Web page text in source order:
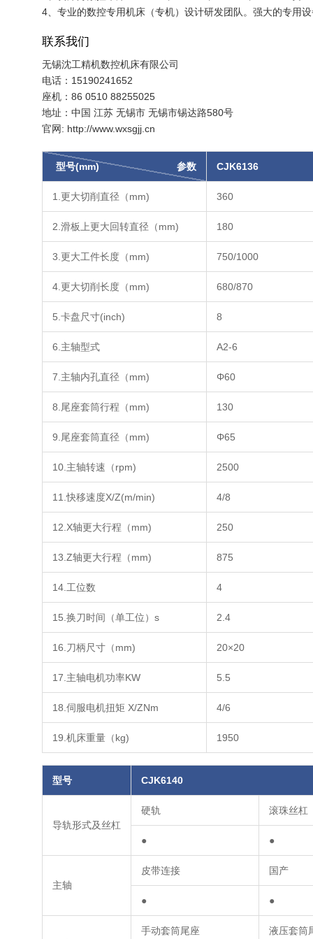
4、专业的数控专用机床（专机）设计研发团队。强大的专用
联系我们
无锡沈工精机数控机床有限公司
电话：15190241652
座机：86 0510 88255025
地址：中国 江苏 无锡市 无锡市锡达路580号
官网: http://www.wxsgjj.cn
型号(mm) 参数 CJK6136
1.更大切削直径（mm) 360
2.滑板上更大回转直径（mm) 180
3.更大工件长度（mm) 750/1000
4.更大切削长度（mm) 680/870
5.卡盘尺寸(inch) 8
6.主轴型式 A2-6
7.主轴内孔直径（mm) Φ60
8.尾座套筒行程（mm) 130
9.尾座套筒直径（mm) Φ65
10.主轴转速（rpm) 2500
11.快移速度X/Z(m/min) 4/8
12.X轴更大行程（mm) 250
13.Z轴更大行程（mm) 875
14.工位数 4
15.换刀时间（单工位）s 2.4
16.刀柄尺寸（mm) 20×20
17.主轴电机功率KW 5.5
18.伺服电机扭矩 X/ZNm 4/6
19.机床重量（kg) 1950
型号 CJK6140
导轨形式及丝杠
硬轨 滚珠丝杠
● ●
主轴
皮带连接 国产
● ●
手动套筒尾座 液压套筒